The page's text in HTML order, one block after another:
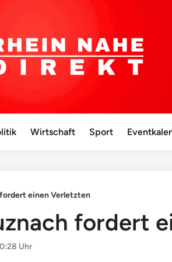
Wirtschaft Sport
einen Verletzten
fordert
Uhr